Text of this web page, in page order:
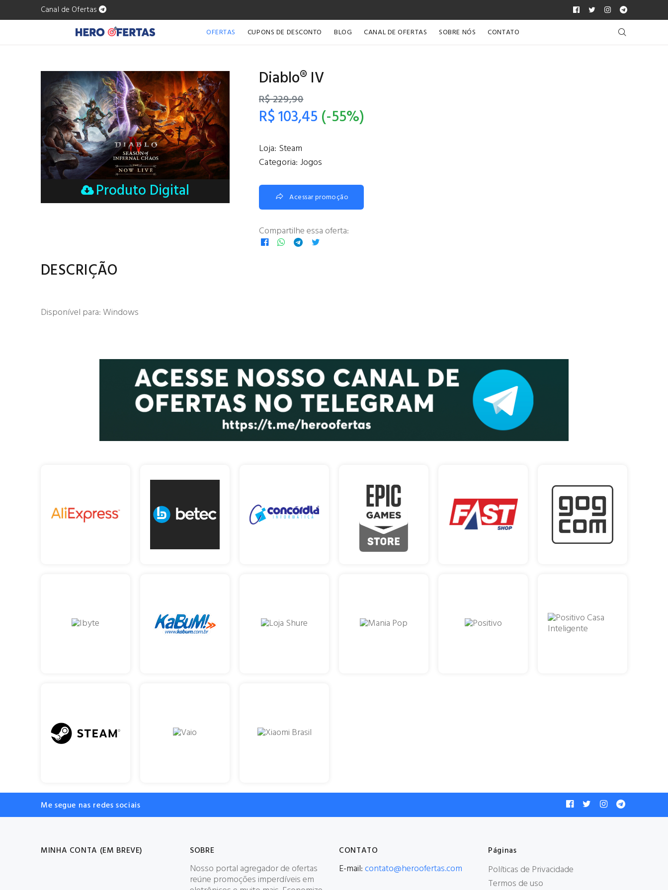
Canal de Ofertas
OFERTAS CUPONS DE DESCONTO BLOG CANAL DE OFERTAS SOBRE NÓS CONTATO
Produto Digital
Diablo® IV
R$ 229,90
R$ 103,45 (-55%)
Loja: Steam
Categoria: Jogos
Acessar promoção
Compartilhe essa oferta:
DESCRIÇÃO
Disponível para: Windows
Me segue nas redes sociais
MINHA CONTA (EM BREVE) SOBRE
Nosso portal agregador de ofertas
reúne promoções imperdíveis em
CONTATO
E-mail:contato@heroofertas.com
Páginas
Políticas de Privacidade
Termos de uso